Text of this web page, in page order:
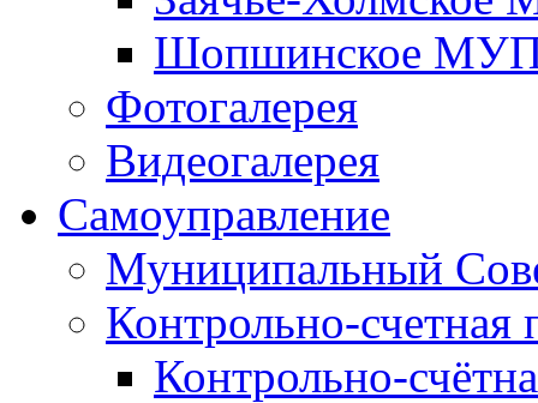
Шопшинское
Фотогалерея
Видеогалерея
Самоуправление
Муниципальный
Контрольно-счетная
Контрольно-